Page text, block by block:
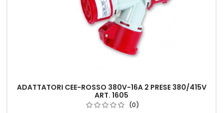
ADATTATORI CEE-ROSSO 380V-16A 2 PRESE 380/415V
ART. 1605
(0)